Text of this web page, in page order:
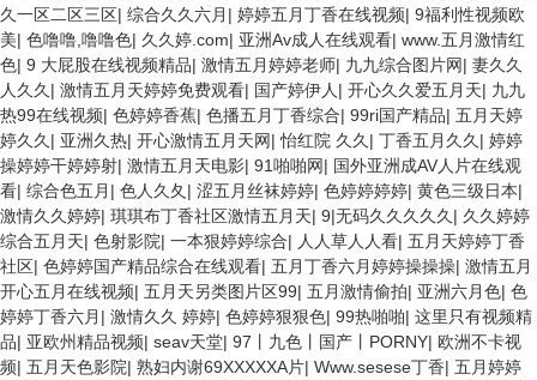
久一区二区三区| 综合久久六月 | 婷婷五月丁香在线视频| 9福利性视频欧
美| 色噜噜,噜噜色| 久久婷.com| 亚洲Av成人在线观看| www.五月激情红
色| 9 大屁股在线视频精品| 激情五月婷婷老师| 九九综合图片网| 妻久久
人久久 | 激情五月天婷婷免费观看| 国产婷伊人 | 开心久久爱五月天| 九九
热99在线视频| 色婷婷香蕉| 色播五月丁香综合| 99ri国产精品| 五月天婷
婷久久 | 亚洲久热| 开心激情五月天网|怡红院 久久 | 丁香五月久久 | 婷婷
操婷婷干婷婷射| 激情五月天电影| 91啪啪网| 国外亚洲成AV人片在线观
看| 综合色五月 | 色人久夂 | 涩五月丝袜婷婷| 色婷婷婷婷| 黄色三级日本|
激情久久婷婷| 琪琪布丁香社区激情五月天| 9|无码久久久久久 | 久久婷婷
综合五月天| 色射影院| 一本狠婷婷综合| 人人草人人看| 五月天婷婷丁香
社区| 色婷婷国产精品综合在线观看| 五月丁香六月婷婷操操操| 激情五月
开心五月在线视频| 五月天另类图片区99| 五月激情偷拍| 亚洲六月色| 色
婷婷丁香六月 | 激情久久 婷婷| 色婷婷狠狠色| 99热啪啪| 这里只有视频精
品| 亚欧州精品视频| seav天堂| 97丨九色丨国产丨PORNY| 欧洲不卡视
频| 五月天色影院| 熟妇内谢69XXXXXA片| Www.sesese丁香| 五月婷婷